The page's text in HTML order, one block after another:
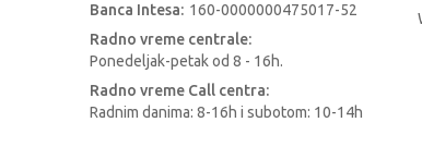
Banca Intesa: 160-0000000475017-52
Radno vreme centrale:
Ponedeljak-petak od 8 - 16h.
Radno vreme Call centra:
Radnim danima: 8-16h i subotom: 10-14h